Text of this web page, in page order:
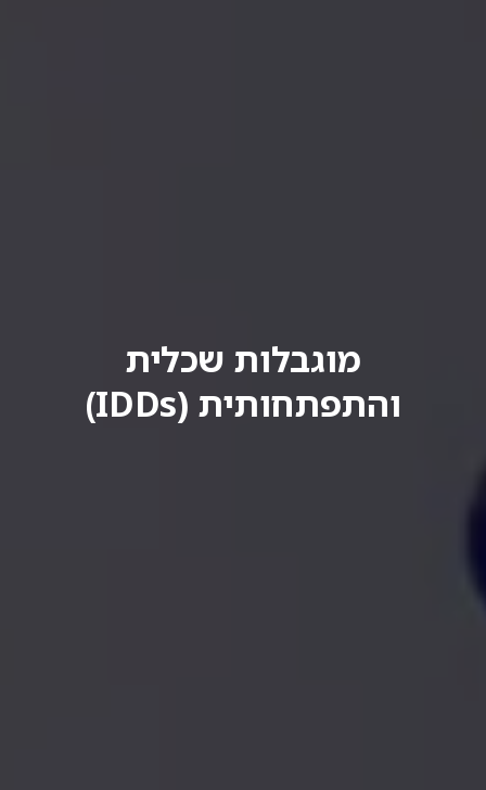
מוגבלות שכלית
והתפתחותית (IDDs)